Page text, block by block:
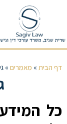
דף הבית » מאמרים »
כל